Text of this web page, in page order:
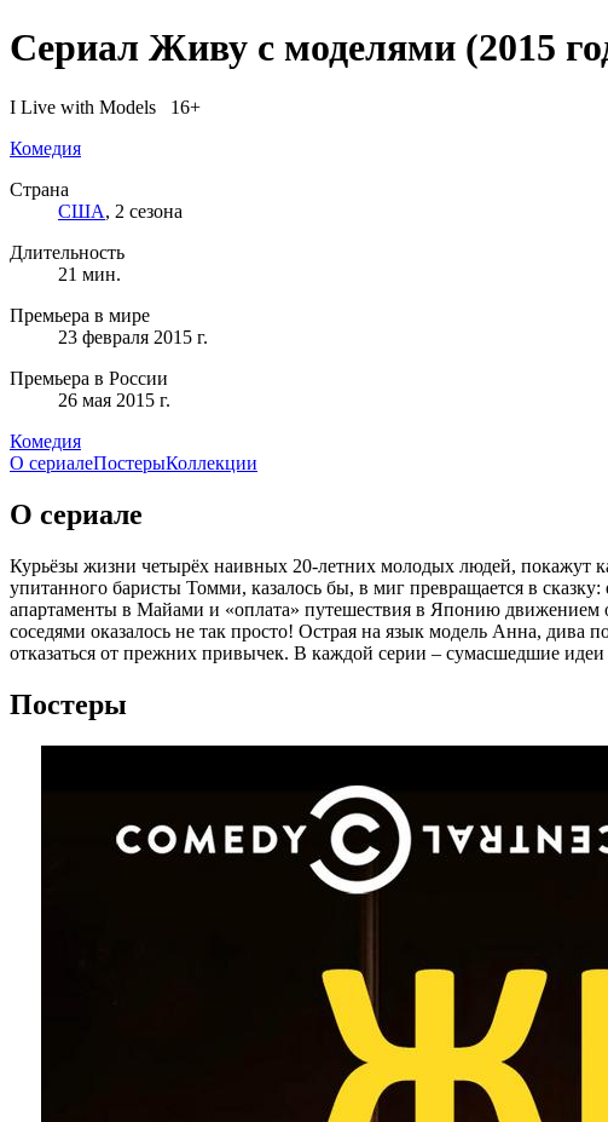
Сериал Живу с моделями (2015
I Live with Models 16+
Комедия
Страна
США, 2 сезона
Длительность
21 мин.
Премьера в мире
23 февраля 2015 г.
Премьера в России
26 мая 2015 г.
Комедия
О сериалеПостерыКоллекции
О сериале
Курьёзы жизни четырёх наивных 20-летних молодых людей, покажут
упитанного баристы Томми, казалось бы, в миг превращается в
апартаменты в Майами и «оплата» путешествия в Японию движением
соседями оказалось не так просто! Острая на язык модель Анна, дива
отказаться от прежних привычек. В каждой серии – сумасшедшие
Постеры